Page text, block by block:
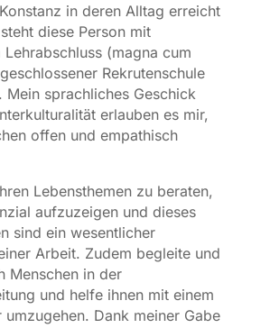
in deren Alltag erreicht
diese Person mit
(magna cum
Rekrutenschule
Mein sprachliches Geschick
erlauben es mir,
offen und empathisch
Lebensthemen zu beraten,
aufzuzeigen und dieses
sind ein wesentlicher
Arbeit. Zudem begleite und
Menschen in der
und helfe ihnen mit einem
umzugehen. Dank meiner Gabe